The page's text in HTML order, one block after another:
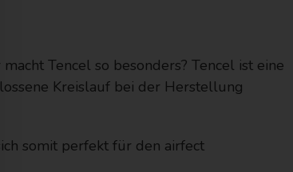
Tencel so besonders? Tencel ist eine
Kreislauf bei der Herstellung
somit perfekt für den airfect